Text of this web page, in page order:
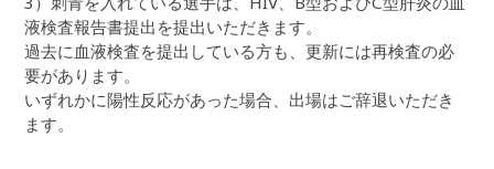
液検査報告書提出を提出いただきます。
過去に血液検査を提出している方も、更新には再検査の必
要があります。
いずれかに陽性反応があった場合、出場はご辞退いただき
ます。